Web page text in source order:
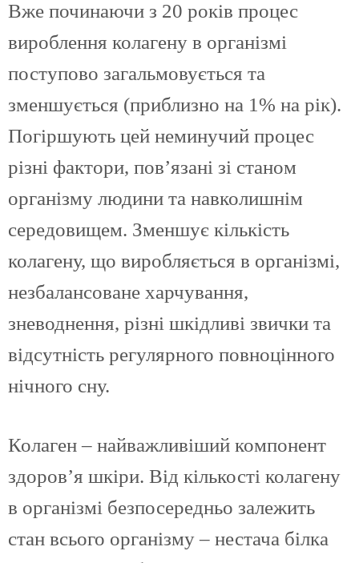
Вже починаючи з 20 років процес
вироблення колагену в організмі
поступово загальмовується та
зменшується (приблизно на 1% на рік).
Погіршують цей неминучий процес
різні фактори, пов’язані зі станом
організму людини та навколишнім
середовищем. Зменшує кількість
колагену, що виробляється в організмі,
незбалансоване харчування,
зневоднення, різні шкідливі звички та
відсутність регулярного повноцінного
нічного сну.
Колаген – найважливіший компонент
здоров’я шкіри. Від кількості колагену
в організмі безпосередньо залежить
стан всього організму – нестача білка